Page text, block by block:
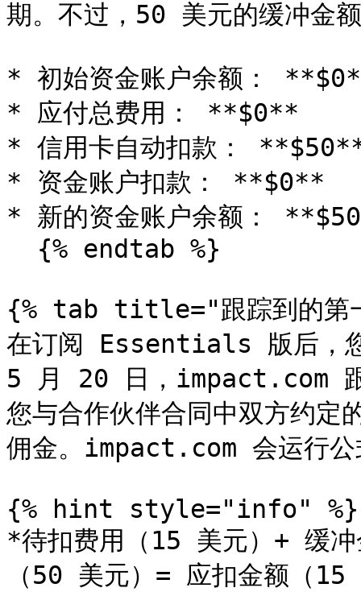
期。不过，50 美元的缓冲金
* 初始资金账户余额：
* 应付总费用： **$0**
* 信用卡自动扣款：
* 资金账户扣款： **$0**
* 新的资金账户余额：
{% tab title="跟踪到的第
在订阅 Essentials 版后，您
5 月 20 日，impact.com 跟
您与合作伙伴合同中双方约
佣金。impact.com 会运行公
{% hint style="info" %}
*待扣费用（15 美元）+ 缓
（50 美元）= 应扣金额（